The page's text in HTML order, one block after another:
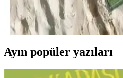
İki farklı konfor halısı modeli,
taşıma kolaylığı açısından detaylı
Ürünlerin özellikleri ve kullanıcı
Ayın popüler yazıları